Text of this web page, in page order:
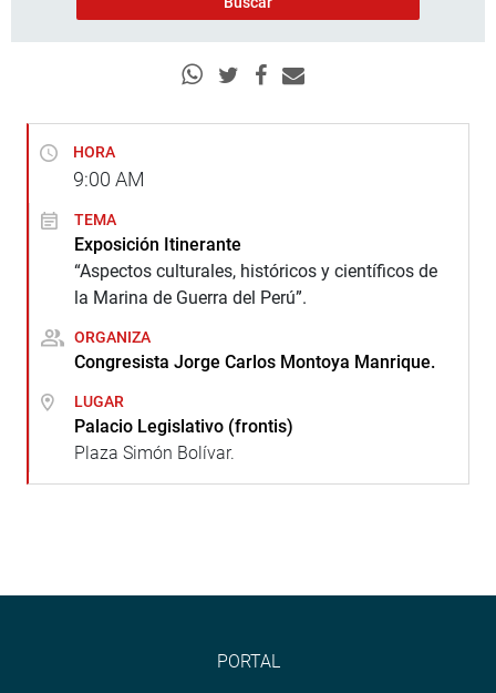
HORA
9:00 AM
TEMA
Exposición Itinerante
“Aspectos culturales, históricos y científicos de
la Marina de Guerra del Perú”.
ORGANIZA
Congresista Jorge Carlos Montoya Manrique.
LUGAR
Palacio Legislativo (frontis)
Plaza Simón Bolívar.
PORTAL